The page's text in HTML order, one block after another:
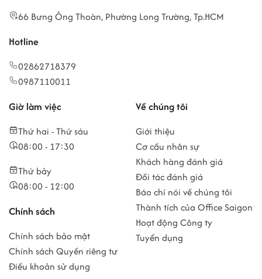
66 Bưng Ông Thoàn, Phường Long Trường, Tp.HCM
Hotline
02862718379
0987110011
Giờ làm việc
Thứ hai - Thứ sáu
08:00 - 17:30
Thứ bảy
08:00 - 12:00
Chính sách
Chính sách bảo mật
Chính sách Quyền riêng tư
Điều khoản sử dụng
Về chúng tôi
Giới thiệu
Cơ cấu nhân sự
Khách hàng đánh giá
Đối tác đánh giá
Báo chí nói về chúng tôi
Thành tích của Office Saigon
Hoạt động Công ty
Tuyển dụng